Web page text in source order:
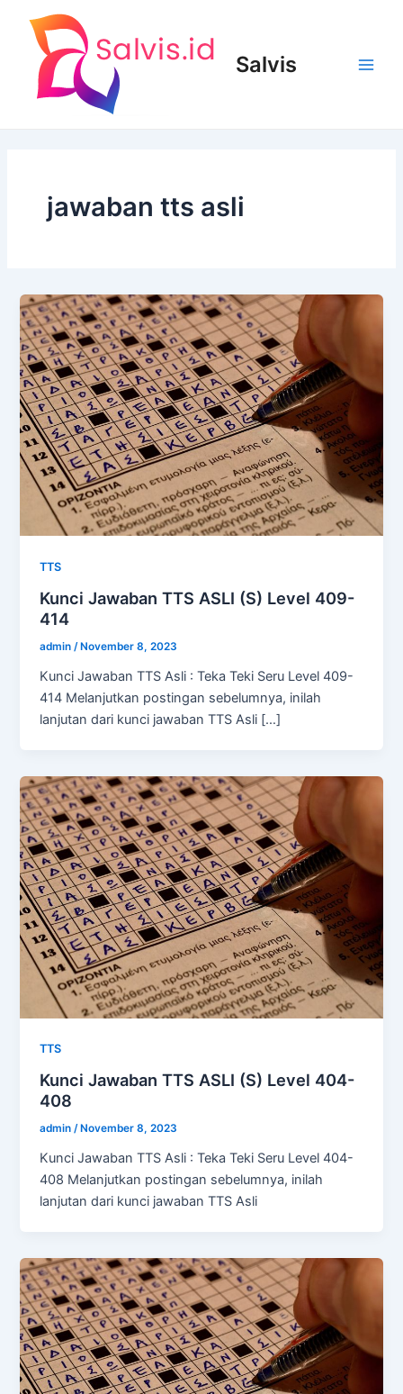
konten
Salvis
jawaban tts asli
TTS
Kunci Jawaban TTS ASLI (S) Level 409-
414
admin/ November 8, 2023
Kunci Jawaban TTS Asli : Teka Teki Seru Level 409-
414 Melanjutkan postingan sebelumnya, inilah
lanjutan dari kunci jawaban TTS Asli […]
TTS
Kunci Jawaban TTS ASLI (S) Level 404-
408
admin/ November 8, 2023
Kunci Jawaban TTS Asli : Teka Teki Seru Level 404-
408 Melanjutkan postingan sebelumnya, inilah
lanjutan dari kunci jawaban TTS Asli